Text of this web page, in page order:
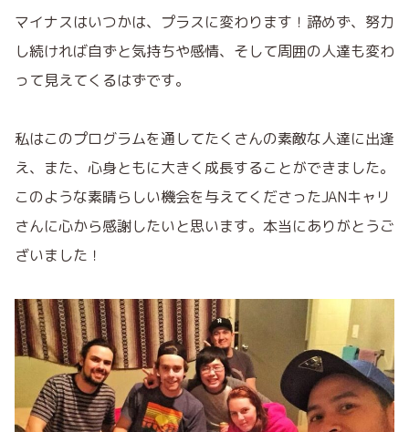
マイナスはいつかは、プラスに変わります！諦めず、努力
し続ければ自ずと気持ちや感情、そして周囲の人達も変わ
って見えてくるはずです。
私はこのプログラムを通してたくさんの素敵な人達に出逢
え、また、心身ともに大きく成長することができました。
このような素晴らしい機会を与えてくださったJANキャリ
さんに心から感謝したいと思います。 本当にありがとうご
ざいました！